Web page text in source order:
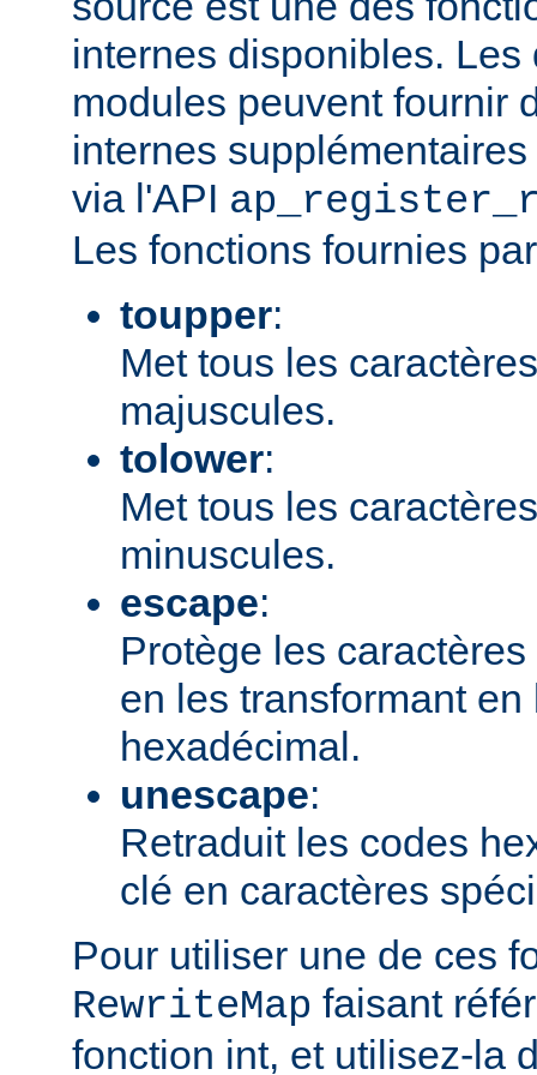
internes disponibles.
modules peuvent fournir
internes
via l'API
Les fonctions fournies
toupper:
Met tous les
majuscules.
tolower:
Met tous les
minuscules.
escape:
Protège les
en les transformant en
hexadécimal.
unescape:
Retraduit les codes
clé en caractères
Pour utiliser une de ces
RewriteMap faisant
fonction int, et utilisez-la